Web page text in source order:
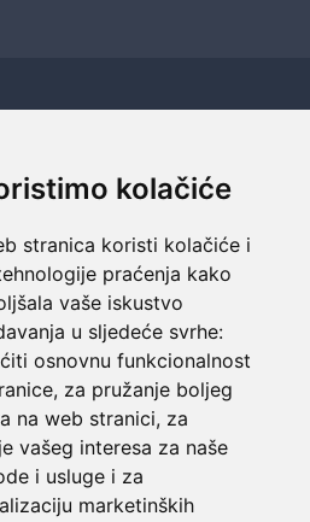
kolačiće
stranica koristi kolačiće i
praćenja kako
vaše iskustvo
u sljedeće svrhe:
osnovnu funkcionalnost
, za pružanje boljeg
na web stranici, za
vašeg interesa za naše
i usluge i za
marketinških
kod vas
novaca
za novac
raspolaganju
plaćanje